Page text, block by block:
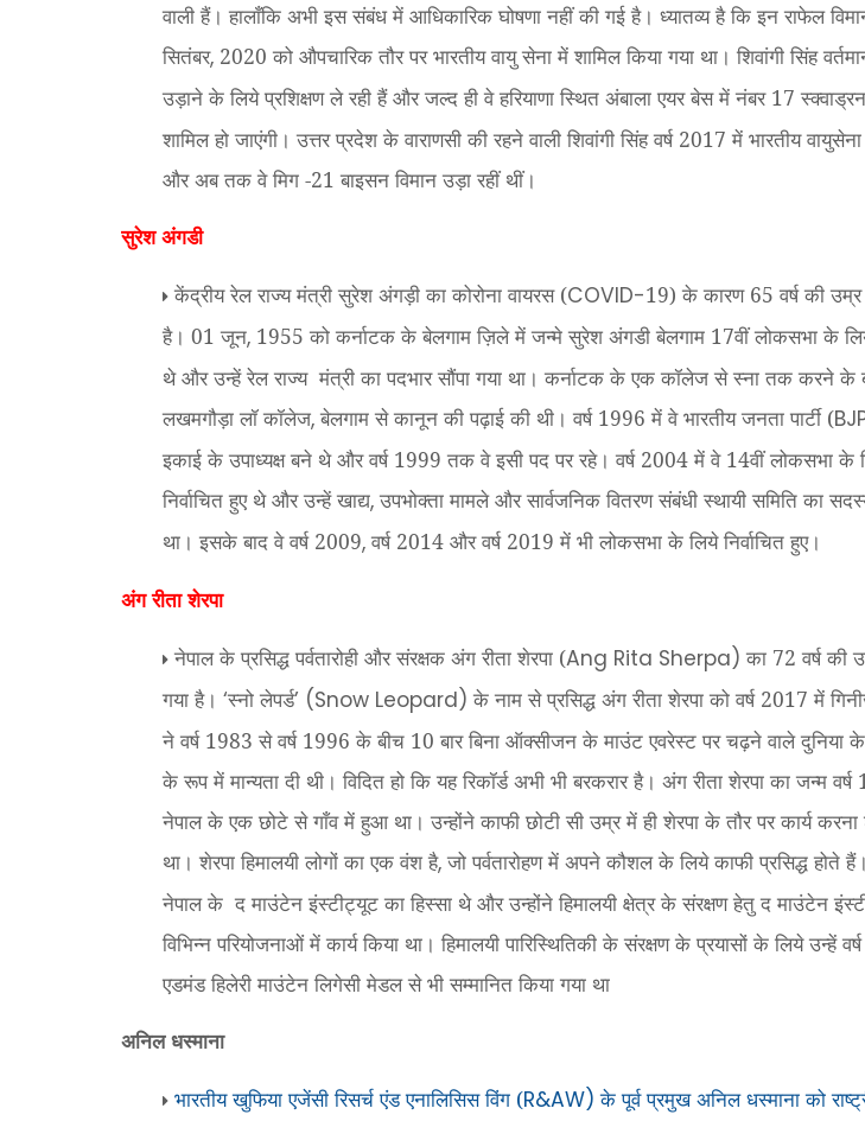
वाली हैं। हालाँकि अभी इस संबंध में आधिकारिक घोषणा नहीं की गई है। ध्यातव्य है कि इन राफेल
सितंबर, 2020 को औपचारिक तौर पर भारतीय वायु सेना में शामिल किया गया था। शिवांगी सिंह
उड़ाने के लिये प्रशिक्षण ले रही हैं और जल्द ही वे हरियाणा स्थित अंबाला एयर बेस में नंबर 17 स्क्वाड्रन
शामिल हो जाएंगी। उत्तर प्रदेश के वाराणसी की रहने वाली शिवांगी सिंह वर्ष 2017 में भारतीय
और अब तक वे मिग -21 बाइसन विमान उड़ा रहीं थीं।
सुरेश अंगडी
केंद्रीय रेल राज्य मंत्री सुरेश अंगड़ी का कोरोना वायरस (COVID-19) के कारण 65 वर्ष की उम्र
है। 01 जून, 1955 को कर्नाटक के बेलगाम ज़िले में जन्मे सुरेश अंगडी बेलगाम 17वीं लोकसभा के लिये
थे और उन्हें रेल राज्य मंत्री का पदभार सौंपा गया था। कर्नाटक के एक कॉलेज से स्ना तक करने के
लखमगौड़ा लॉ कॉलेज, बेलगाम से कानून की पढ़ाई की थी। वर्ष 1996 में वे भारतीय जनता पार्टी (
इकाई के उपाध्यक्ष बने थे और वर्ष 1999 तक वे इसी पद पर रहे। वर्ष 2004 में वे 14वीं लोकसभा के
निर्वाचित हुए थे और उन्हें खाद्य, उपभोक्ता मामले और सार्वजनिक वितरण संबंधी स्थायी समिति का
था। इसके बाद वे वर्ष 2009, वर्ष 2014 और वर्ष 2019 में भी लोकसभा के लिये निर्वाचित हुए।
अंग रीता शेरपा
नेपाल के प्रसिद्ध पर्वतारोही और संरक्षक अंग रीता शेरपा (Ang Rita Sherpa) का 72 वर्ष की
गया है। ‘स्नो लेपर्ड’ (Snow Leopard) के नाम से प्रसिद्ध अंग रीता शेरपा को वर्ष 2017 में
ने वर्ष 1983 से वर्ष 1996 के बीच 10 बार बिना ऑक्सीजन के माउंट एवरेस्ट पर चढ़ने वाले दुनिया के
के रूप में मान्यता दी थी। विदित हो कि यह रिकॉर्ड अभी भी बरकरार है। अंग रीता शेरपा का जन्म वर्ष
नेपाल के एक छोटे से गाँव में हुआ था। उन्होंने काफी छोटी सी उम्र में ही शेरपा के तौर पर कार्य
था। शेरपा हिमालयी लोगों का एक वंश है, जो पर्वतारोहण में अपने कौशल के लिये काफी प्रसिद्ध होते
नेपाल के द माउंटेन इंस्टीट्यूट का हिस्सा थे और उन्होंने हिमालयी क्षेत्र के संरक्षण हेतु द माउंटेन
विभिन्न परियोजनाओं में कार्य किया था। हिमालयी पारिस्थितिकी के संरक्षण के प्रयासों के लिये उन्हें
एडमंड हिलेरी माउंटेन लिगेसी मेडल से भी सम्मानित किया गया था
अनिल धस्माना
भारतीय खुफिया एजेंसी रिसर्च एंड एनालिसिस विंग (R&AW)के पूर्व प्रमुख अनिल धस्माना को